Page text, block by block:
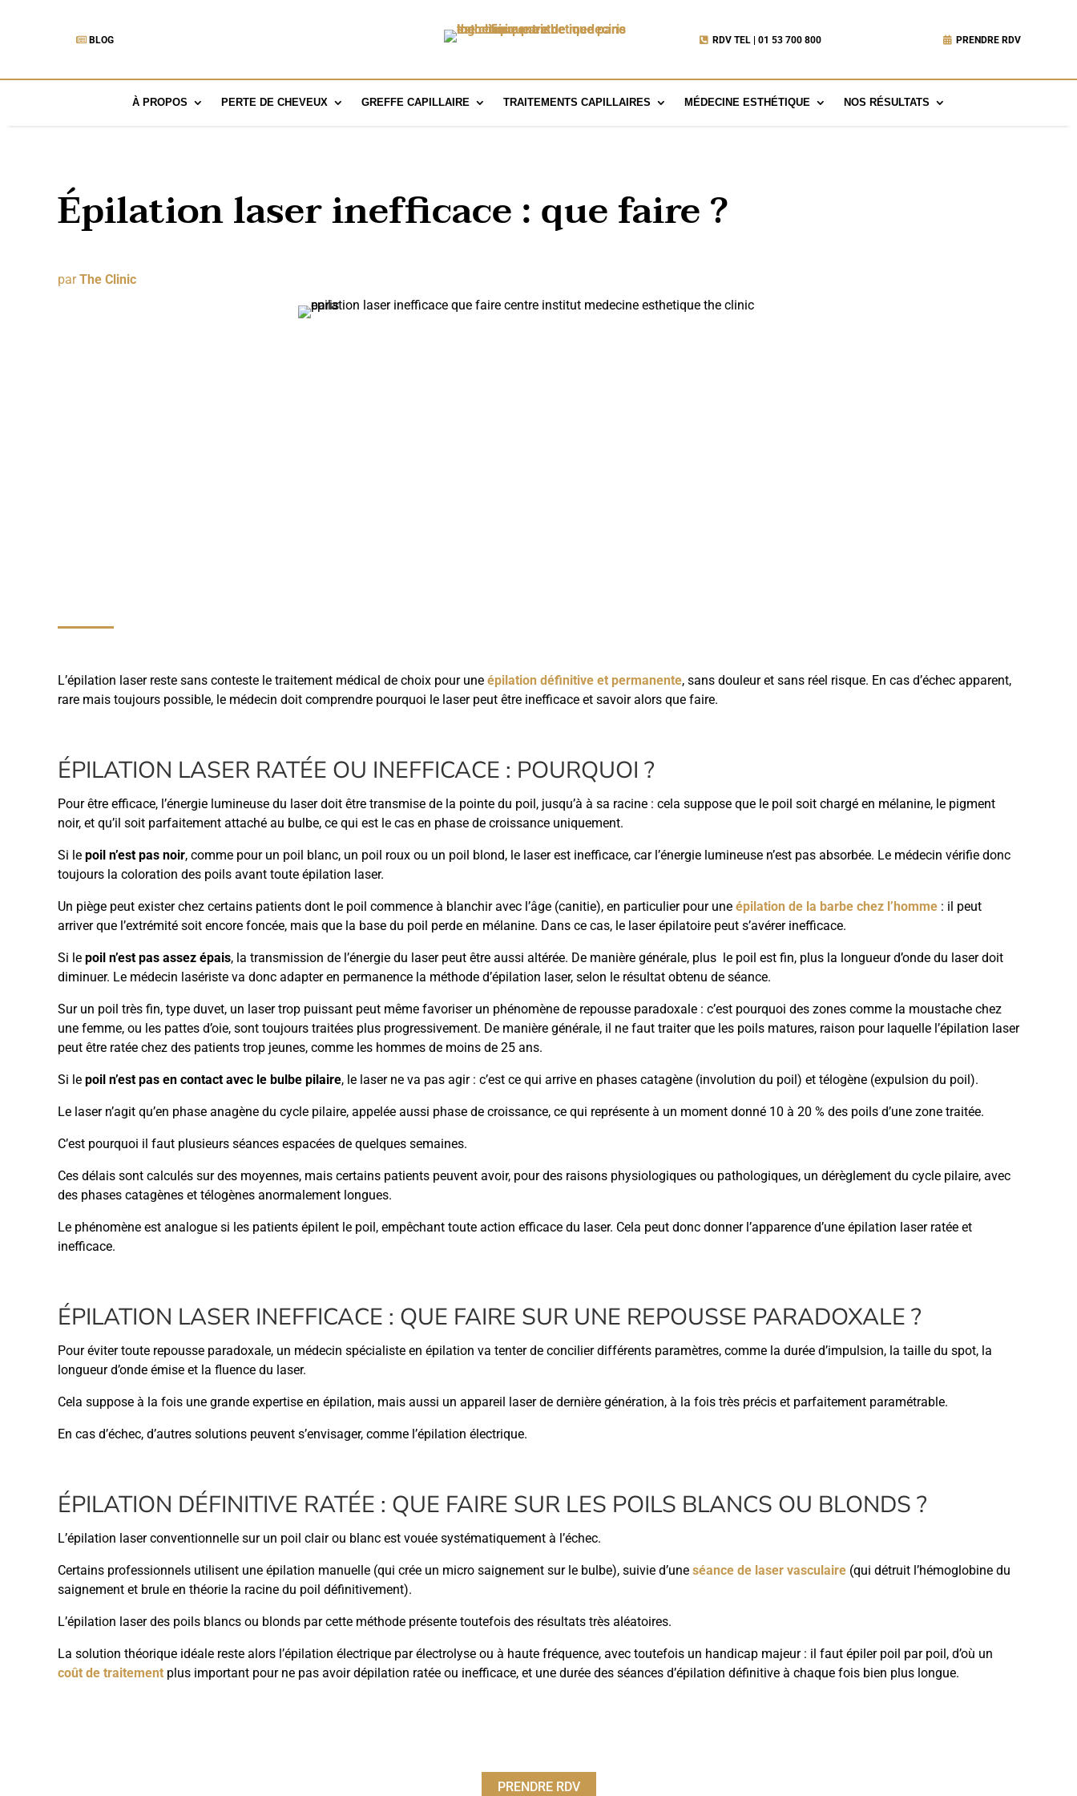
BLOG RDV TEL | 01 53 700 800 PRENDRE RDV
À PROPOS PERTE DE CHEVEUX GREFFE CAPILLAIRE TRAITEMENTS CAPILLAIRES MÉDECINE ESTHÉTIQUE NOS RÉSULTATS
Épilation laser inefficace : que faire ?
parThe Clinic
L’épilation laser reste sans conteste le traitement médical de choix pour une épilation définitive et permanente, sans douleur et sans réel risque. En cas d’échec apparent,
rare mais toujours possible, le médecin doit comprendre pourquoi le laser peut être inefficace et savoir alors que faire.
ÉPILATION LASER RATÉE OU INEFFICACE : POURQUOI ?
Pour être efficace, l’énergie lumineuse du laser doit être transmise de la pointe du poil, jusqu’à à sa racine : cela suppose que le poil soit chargé en mélanine, le pigment
noir, et qu’il soit parfaitement attaché au bulbe, ce qui est le cas en phase de croissance uniquement.
Si le poil n’est pas noir, comme pour un poil blanc, un poil roux ou un poil blond, le laser est inefficace, car l’énergie lumineuse n’est pas absorbée. Le médecin vérifie donc
toujours la coloration des poils avant toute épilation laser.
Un piège peut exister chez certains patients dont le poil commence à blanchir avec l’âge (canitie), en particulier pour une épilation de la barbe chez l’homme : il peut
arriver que l’extrémité soit encore foncée, mais que la base du poil perde en mélanine. Dans ce cas, le laser épilatoire peut s’avérer inefficace.
Si le poil n’est pas assez épais, la transmission de l’énergie du laser peut être aussi altérée. De manière générale, plus le poil est fin, plus la longueur d’onde du laser doit
diminuer. Le médecin lasériste va donc adapter en permanence la méthode d’épilation laser, selon le résultat obtenu de séance.
Sur un poil très fin, type duvet, un laser trop puissant peut même favoriser un phénomène de repousse paradoxale : c’est pourquoi des zones comme la moustache chez
une femme, ou les pattes d’oie, sont toujours traitées plus progressivement. De manière générale, il ne faut traiter que les poils matures, raison pour laquelle l’épilation laser
peut être ratée chez des patients trop jeunes, comme les hommes de moins de 25 ans.
Si le poil n’est pas en contact avec le bulbe pilaire, le laser ne va pas agir : c’est ce qui arrive en phases catagène (involution du poil) et télogène (expulsion du poil).
Le laser n’agit qu’en phase anagène du cycle pilaire, appelée aussi phase de croissance, ce qui représente à un moment donné 10 à 20 % des poils d’une zone traitée.
C’est pourquoi il faut plusieurs séances espacées de quelques semaines.
Ces délais sont calculés sur des moyennes, mais certains patients peuvent avoir, pour des raisons physiologiques ou pathologiques, un dérèglement du cycle pilaire, avec
des phases catagènes et télogènes anormalement longues.
Le phénomène est analogue si les patients épilent le poil, empêchant toute action efficace du laser. Cela peut donc donner l’apparence d’une épilation laser ratée et
inefficace.
ÉPILATION LASER INEFFICACE : QUE FAIRE SUR UNE REPOUSSE PARADOXALE ?
Pour éviter toute repousse paradoxale, un médecin spécialiste en épilation va tenter de concilier différents paramètres, comme la durée d’impulsion, la taille du spot, la
longueur d’onde émise et la fluence du laser.
Cela suppose à la fois une grande expertise en épilation, mais aussi un appareil laser de dernière génération, à la fois très précis et parfaitement paramétrable.
En cas d’échec, d’autres solutions peuvent s’envisager, comme l’épilation électrique.
ÉPILATION DÉFINITIVE RATÉE : QUE FAIRE SUR LES POILS BLANCS OU BLONDS ?
L’épilation laser conventionnelle sur un poil clair ou blanc est vouée systématiquement à l’échec.
Certains professionnels utilisent une épilation manuelle (qui crée un micro saignement sur le bulbe), suivie d’une séance de laser vasculaire (qui détruit l’hémoglobine du
saignement et brule en théorie la racine du poil définitivement).
L’épilation laser des poils blancs ou blonds par cette méthode présente toutefois des résultats très aléatoires.
La solution théorique idéale reste alors l’épilation électrique par électrolyse ou à haute fréquence, avec toutefois un handicap majeur : il faut épiler poil par poil, d’où un
coût de traitement plus important pour ne pas avoir dépilation ratée ou inefficace, et une durée des séances d’épilation définitive à chaque fois bien plus longue.
PRENDRE RDV